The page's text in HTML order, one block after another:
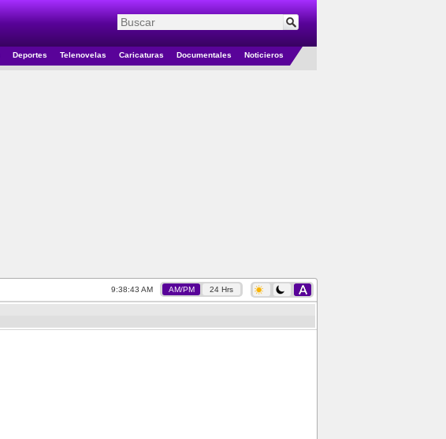
Deportes Telenovelas Caricaturas Documentales Noticieros
9:38:44 AM AM/PM 24 Hrs